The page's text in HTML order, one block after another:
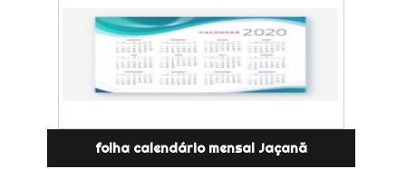
folha calendário mensal Jaçanã